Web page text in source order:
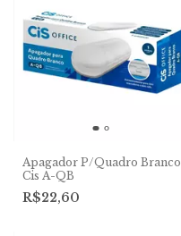
Apagador P/Quadro Branco
Cis A-QB
R$22,60